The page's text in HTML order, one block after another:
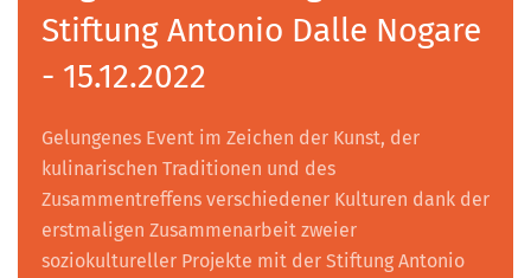
Stiftung Antonio Dalle Nogare
- 15.12.2022
Gelungenes Event im Zeichen der Kunst, der
kulinarischen Traditionen und des
Zusammentreffens verschiedener Kulturen dank der
erstmaligen Zusammenarbeit zweier
soziokultureller Projekte mit der Stiftung Antonio